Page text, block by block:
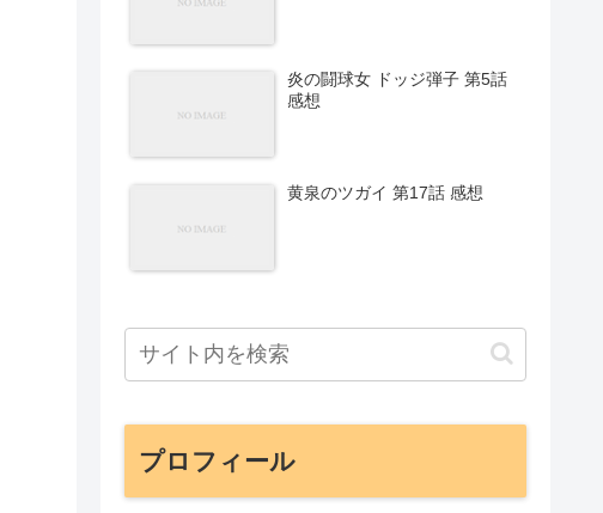
炎の闘球女 ドッジ弾子 第5話
感想
黄泉のツガイ 第17話 感想
プロフィール